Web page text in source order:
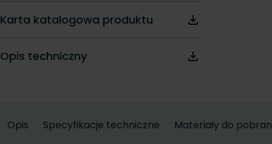
Karta katalogowa produktu
Opis techniczny
Opis Specyfikacje techniczne Materiały do